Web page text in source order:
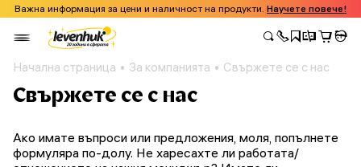
Важна информация за цени и наличност на продукти. Научете повече!
Начална страница За компанията Свържете се с нас
Свържете се с нас
Ако имате въпроси или предложения, моля, попълнете
формуляра по-долу. Не харесахте ли работата/